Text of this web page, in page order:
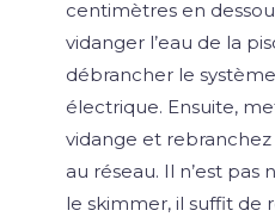
centimètres en
vidanger l’eau de la
débrancher le
électrique. Ensuite,
vidange et
au réseau. Il n’est
le skimmer, il suffit de